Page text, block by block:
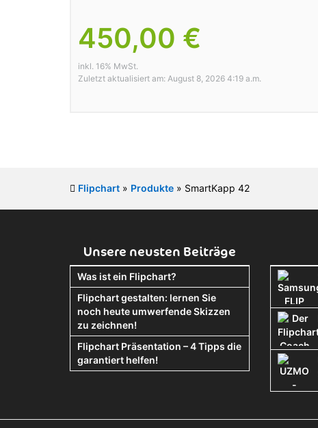
450,00 €
inkl. 16% MwSt.
Zuletzt aktualisiert am: August 8, 2026 4:19 a.m.
Flipchart » Produkte » SmartKapp 42
Unsere neusten Beiträge
Was ist ein Flipchart?
Flipchart gestalten: lernen Sie
noch heute umwerfende Skizzen
zu zeichnen!
Flipchart Präsentation – 4 Tipps die
garantiert helfen!